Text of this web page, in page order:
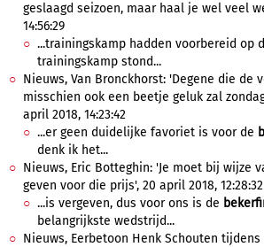
geslaagd seizoen, maar haal je wel veel
14:56:29
...trainingskamp hadden voorbereid op
trainingskamp stond...
Nieuws, Van Bronckhorst: 'Degene die de
misschien ook een beetje geluk zal
april 2018, 14:23:42
...er geen duidelijke favoriet is voor de
denk ik het...
Nieuws, Eric Botteghin: 'Je moet bij wijze
geven voor die prijs', 20 april 2018, 12:28:32
...is vergeven, dus voor ons is de
belangrijkste wedstrijd...
Nieuws, Eerbetoon Henk Schouten